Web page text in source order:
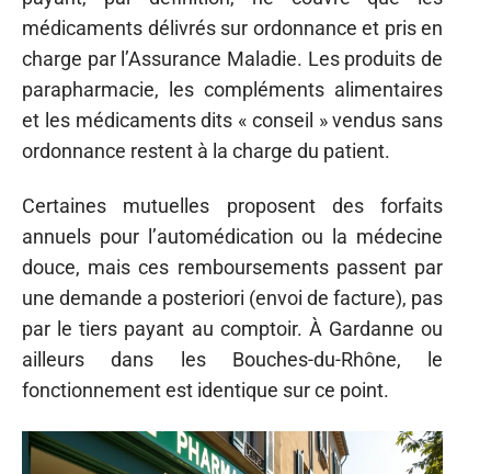
médicaments délivrés sur ordonnance et pris en
charge par l’Assurance Maladie. Les produits de
parapharmacie, les compléments alimentaires
et les médicaments dits « conseil » vendus sans
ordonnance restent à la charge du patient.
Certaines mutuelles proposent des forfaits
annuels pour l’automédication ou la médecine
douce, mais ces remboursements passent par
une demande a posteriori (envoi de facture), pas
par le tiers payant au comptoir. À Gardanne ou
ailleurs dans les Bouches-du-Rhône, le
fonctionnement est identique sur ce point.